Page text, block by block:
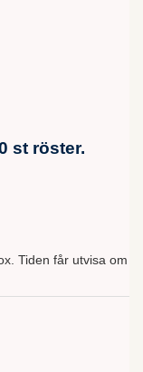
st röster.
Tiden får utvisa om